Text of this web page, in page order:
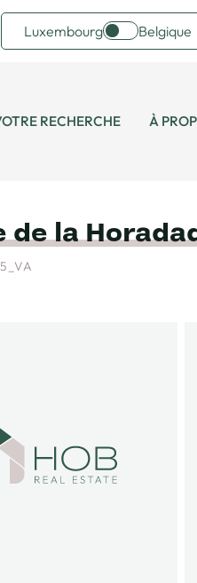
Luxembourg Belgique
RECHERCHE À
la